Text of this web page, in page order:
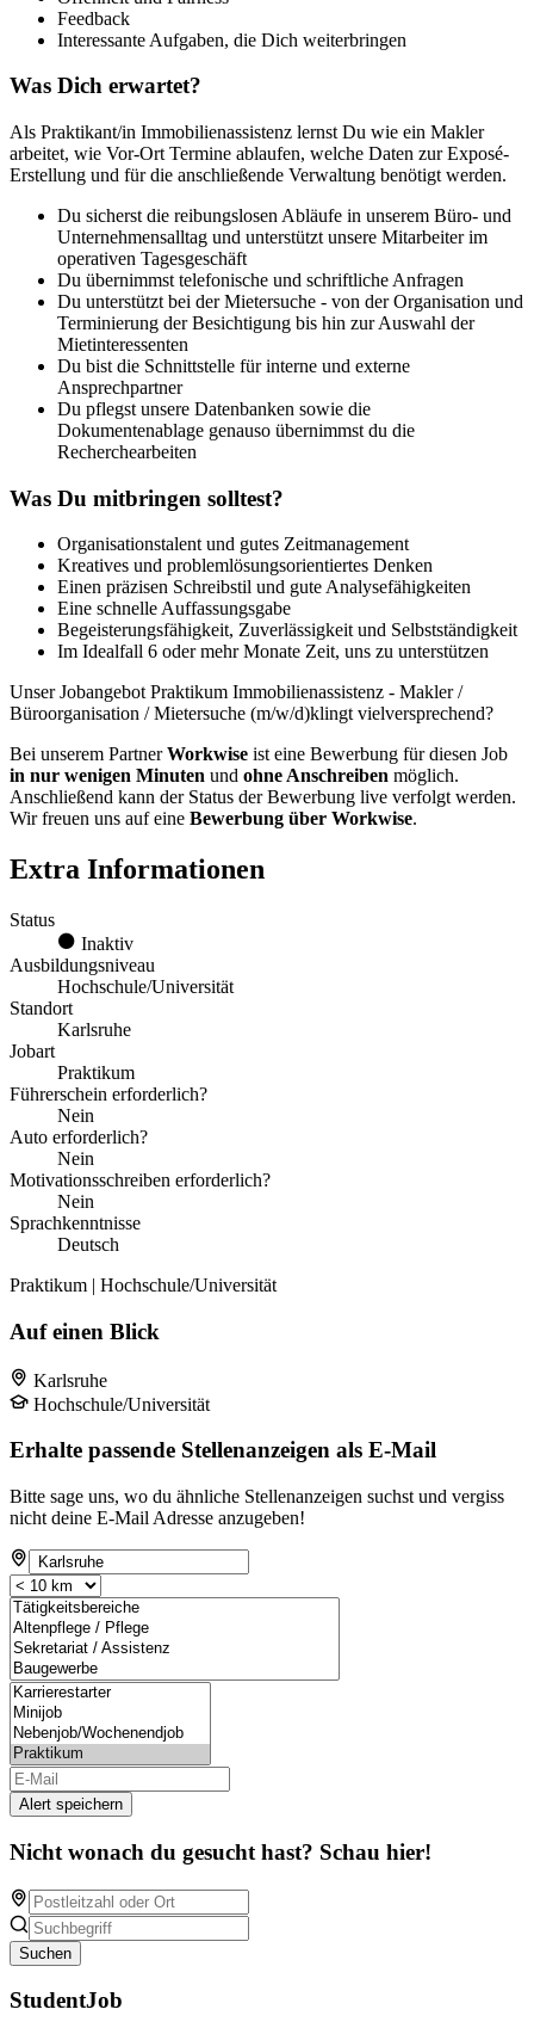
Feedback
Interessante Aufgaben, die Dich weiterbringen
Was Dich erwartet?
Als Praktikant/in Immobilienassistenz lernst Du wie ein Makler
arbeitet, wie Vor-Ort Termine ablaufen, welche Daten zur Exposé-
Erstellung und für die anschließende Verwaltung benötigt werden.
Du sicherst die reibungslosen Abläufe in unserem Büro- und
Unternehmensalltag und unterstützt unsere Mitarbeiter im
operativen Tagesgeschäft
Du übernimmst telefonische und schriftliche Anfragen
Du unterstützt bei der Mietersuche - von der Organisation und
Terminierung der Besichtigung bis hin zur Auswahl der
Mietinteressenten
Du bist die Schnittstelle für interne und externe
Ansprechpartner
Du pflegst unsere Datenbanken sowie die
Dokumentenablage genauso übernimmst du die
Recherchearbeiten
Was Du mitbringen solltest?
Organisationstalent und gutes Zeitmanagement
Kreatives und problemlösungsorientiertes Denken
Einen präzisen Schreibstil und gute Analysefähigkeiten
Eine schnelle Auffassungsgabe
Begeisterungsfähigkeit, Zuverlässigkeit und Selbstständigkeit
Im Idealfall 6 oder mehr Monate Zeit, uns zu unterstützen
Unser Jobangebot Praktikum Immobilienassistenz - Makler /
Büroorganisation / Mietersuche (m/w/d)klingt vielversprechend?
Bei unserem PartnerWorkwise ist eine Bewerbung für diesen Job
in nur wenigen Minuten und ohne Anschreiben möglich.
Anschließend kann der Status der Bewerbung live verfolgt werden.
Wir freuen uns auf eine Bewerbung über Workwise.
Extra Informationen
Status
Inaktiv
Ausbildungsniveau
Hochschule/Universität
Standort
Karlsruhe
Jobart
Praktikum
Führerschein erforderlich?
Nein
Auto erforderlich?
Nein
Motivationsschreiben erforderlich?
Nein
Sprachkenntnisse
Deutsch
Praktikum | Hochschule/Universität
Auf einen Blick
Karlsruhe
Hochschule/Universität
Erhalte passende Stellenanzeigen als E-Mail
Bitte sage uns, wo du ähnliche Stellenanzeigen suchst und vergiss
nicht deine E-Mail Adresse anzugeben!
Alert speichern
Nicht wonach du gesucht hast? Schau hier!
Suchen
StudentJob